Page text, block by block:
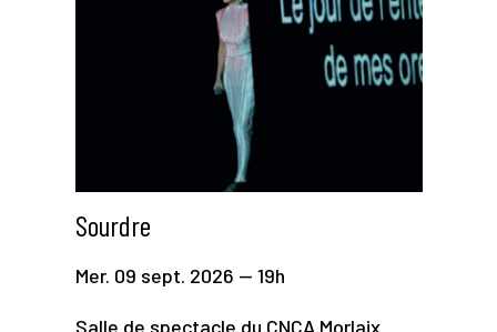
Sourdre
Mer. 09 sept. 2026 — 19h
Salle de spectacle du CNCA Morlaix